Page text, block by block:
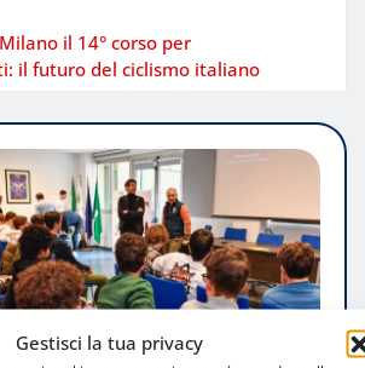
Gestisci la tua privacy
il 14° corso per
il futuro del ciclismo italiano